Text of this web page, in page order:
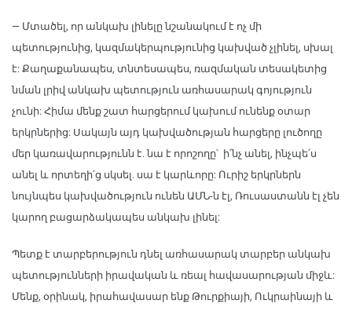
— Մտածել, որ անկախ լինելը նշանակում է ոչ մի
պետությունից, կազմակերպությունից կախված չլինել, սխալ
է: Քաղաքանապես, տնտեսապես, ռազմական տեսակետից
նման լրիվ անկախ պետություն առհասարակ գոյություն
չունի: Հիմա մենք շատ հարցերում կախում ունենք օտար
երկրներից: Սակայն այդ կախվածության հարցերը լուծողը
մեր կառավարությունն է. նա է որոշողը՝ ի՛նչ անել, ինչպե՛ս
անել և որտեղի՛ց սկսել. սա է կարևորը: Ուրիշ երկրներն
նույնպես կախվածություն ունեն ԱՄՆ-ն էլ, Ռուսաստանն էլ չեն
կարող բացարձակապես անկախ լինել:
Պետք է տարբերություն դնել առհասարակ տարբեր անկախ
պետությունների իրավական և ռեալ հավասարության միջև:
Մենք, օրինակ, իրահավասար ենք Թուրքիայի, Ուկրաինայի և